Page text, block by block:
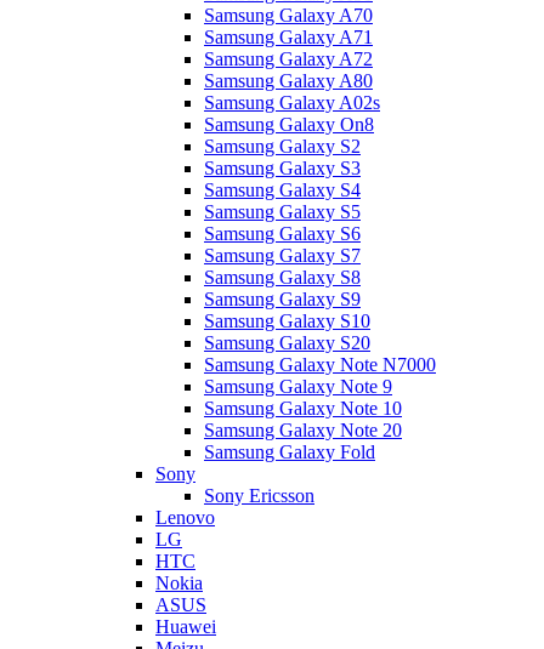
Samsung Galaxy A70
Samsung Galaxy A71
Samsung Galaxy A72
Samsung Galaxy A80
Samsung Galaxy A02s
Samsung Galaxy On8
Samsung Galaxy S2
Samsung Galaxy S3
Samsung Galaxy S4
Samsung Galaxy S5
Samsung Galaxy S6
Samsung Galaxy S7
Samsung Galaxy S8
Samsung Galaxy S9
Samsung Galaxy S10
Samsung Galaxy S20
Samsung Galaxy Note N7000
Samsung Galaxy Note 9
Samsung Galaxy Note 10
Samsung Galaxy Note 20
Samsung Galaxy Fold
Sony
Sony Ericsson
Lenovo
LG
HTC
Nokia
ASUS
Huawei